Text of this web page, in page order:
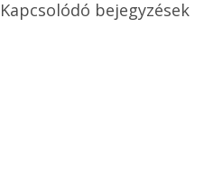
Kapcsolódó bejegyzések